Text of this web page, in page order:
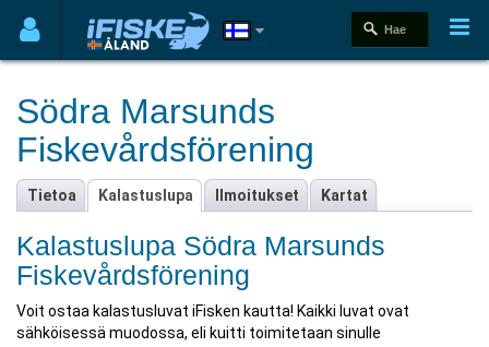
Södra Marsunds
Fiskevårdsförening
Tietoa Kalastuslupa Ilmoitukset Kartat
Kalastuslupa Södra Marsunds
Fiskevårdsförening
Voit ostaa kalastusluvat iFisken kautta! Kaikki luvat ovat
sähköisessä muodossa, eli kuitti toimitetaan sinulle